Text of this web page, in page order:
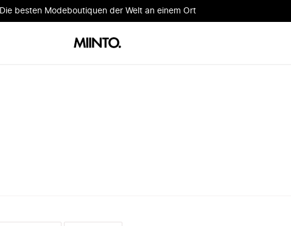
Die besten Modeboutiquen der Welt an einem Ort